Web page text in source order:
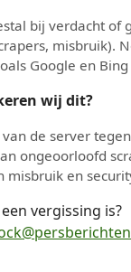
bij verdacht of
misbruik).
Google en
wij dit?
de server
ongeoorloofd
misbruik en
vergissing is?